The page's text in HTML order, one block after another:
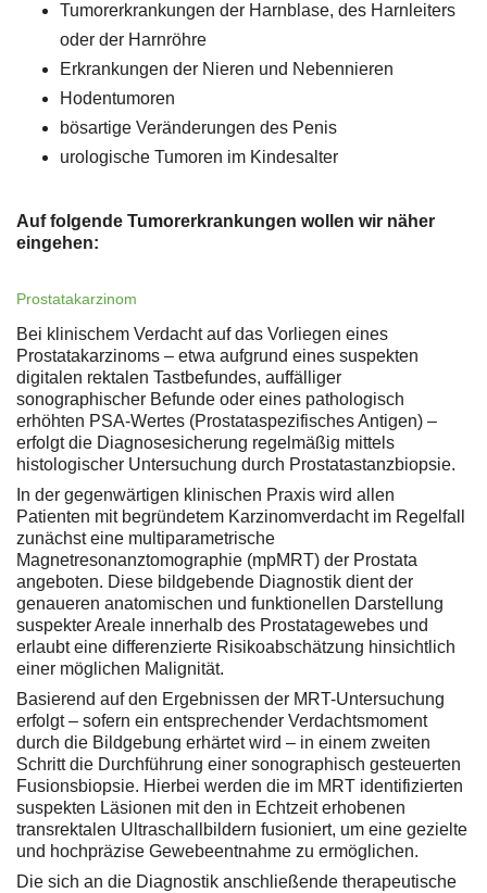
Tumorerkrankungen der Harnblase, des Harnleiters
oder der Harnröhre
Erkrankungen der Nieren und Nebennieren
Hodentumoren
bösartige Veränderungen des Penis
urologische Tumoren im Kindesalter
Auf folgende Tumorerkrankungen wollen wir näher
eingehen:
Prostatakarzinom
Bei klinischem Verdacht auf das Vorliegen eines
Prostatakarzinoms – etwa aufgrund eines suspekten
digitalen rektalen Tastbefundes, auffälliger
sonographischer Befunde oder eines pathologisch
erhöhten PSA-Wertes (Prostataspezifisches Antigen) –
erfolgt die Diagnosesicherung regelmäßig mittels
histologischer Untersuchung durch Prostatastanzbiopsie.
In der gegenwärtigen klinischen Praxis wird allen
Patienten mit begründetem Karzinomverdacht im Regelfall
zunächst eine multiparametrische
Magnetresonanztomographie (mpMRT) der Prostata
angeboten. Diese bildgebende Diagnostik dient der
genaueren anatomischen und funktionellen Darstellung
suspekter Areale innerhalb des Prostatagewebes und
erlaubt eine differenzierte Risikoabschätzung hinsichtlich
einer möglichen Malignität.
Basierend auf den Ergebnissen der MRT-Untersuchung
erfolgt – sofern ein entsprechender Verdachtsmoment
durch die Bildgebung erhärtet wird – in einem zweiten
Schritt die Durchführung einer sonographisch gesteuerten
Fusionsbiopsie. Hierbei werden die im MRT identifizierten
suspekten Läsionen mit den in Echtzeit erhobenen
transrektalen Ultraschallbildern fusioniert, um eine gezielte
und hochpräzise Gewebeentnahme zu ermöglichen.
Die sich an die Diagnostik anschließende therapeutische